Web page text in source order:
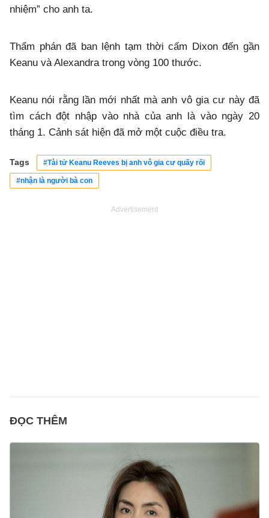
nhiệm” cho anh ta.
Thẩm phán đã ban lệnh tạm thời cấm Dixon đến gần
Keanu và Alexandra trong vòng 100 thước.
Keanu nói rằng lần mới nhất mà anh vô gia cư này đã
tìm cách đột nhập vào nhà của anh là vào ngày 20
tháng 1. Cảnh sát hiện đã mở một cuộc điều tra.
Tags #Tài tử Keanu Reeves bị anh vô gia cư quấy rối
#nhận là người bà con
Advertisement
ĐỌC THÊM